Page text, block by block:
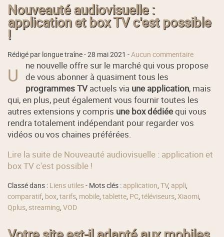
Nouveauté audiovisuelle :
application et box TV c'est possible
!
Rédigé par longue traîne -28 mai 2021 -Aucun commentaire
U
ne nouvelle offre sur le marché qui vous propose
de vous abonner à quasiment tous les
programmes TVactuels via une application, mais
qui, en plus, peut également vous fournir toutes les
autres extensions y compris une box dédiéequi vous
rendra totalement indépendant pour regarder vos
vidéos ou vos chaines préférées.
Lire la suite de Nouveauté audiovisuelle : application et
box TV c'est possible !
Classé dans : Liens utiles- Mots clés : application,TV, appli,
comparatif, box,tarifs, mobile,tablette, PC,téléviseurs,Xiaomi,
Qplus, streaming,VOD